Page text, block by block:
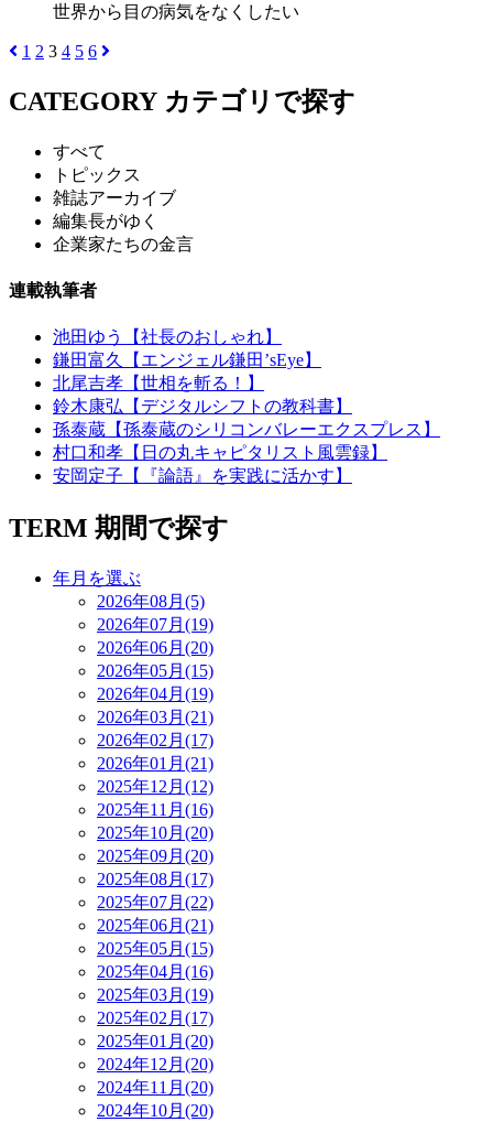
世界から目の病気をなくしたい
1 2 3 4 5 6
CATEGORY カテゴリで探す
すべて
トピックス
雑誌アーカイブ
編集長がゆく
企業家たちの金言
連載執筆者
池田ゆう【社長のおしゃれ】
鎌田富久【エンジェル鎌田’sEye】
北尾吉孝【世相を斬る！】
鈴木康弘【デジタルシフトの教科書】
孫泰蔵【孫泰蔵のシリコンバレーエクスプレス】
村口和孝【日の丸キャピタリスト風雲録】
安岡定子【『論語』を実践に活かす】
TERM 期間で探す
年月を選ぶ
2026年08月(5)
2026年07月(19)
2026年06月(20)
2026年05月(15)
2026年04月(19)
2026年03月(21)
2026年02月(17)
2026年01月(21)
2025年12月(12)
2025年11月(16)
2025年10月(20)
2025年09月(20)
2025年08月(17)
2025年07月(22)
2025年06月(21)
2025年05月(15)
2025年04月(16)
2025年03月(19)
2025年02月(17)
2025年01月(20)
2024年12月(20)
2024年11月(20)
2024年10月(20)